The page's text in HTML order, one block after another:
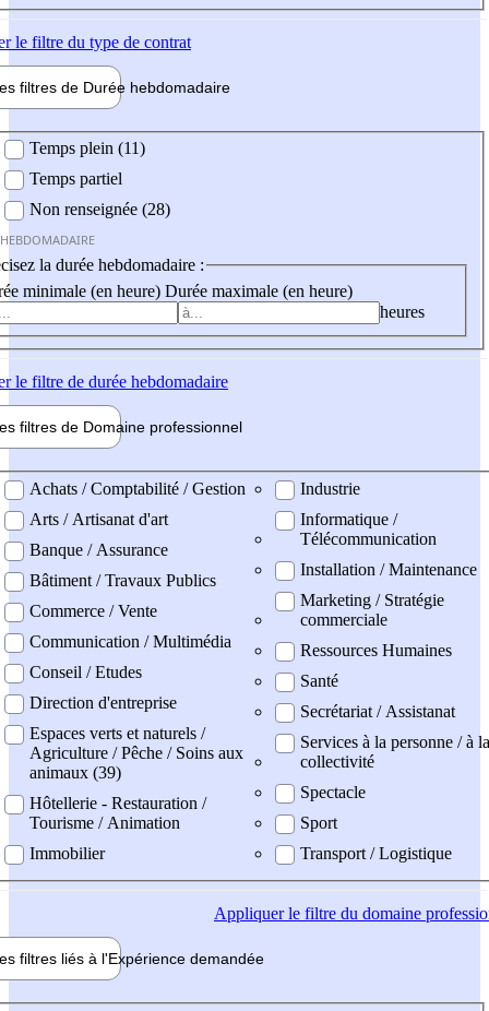
le filtre du type de contrat
filtres de Durée hebdomadaire
Temps plein (11)
Temps partiel
Non renseignée (28)
la durée hebdomadaire :
minimale (en heure) Durée maximale (en heure)
heures
le filtre de durée hebdomadaire
filtres de Domaine professionnel
professionel
Achats / Comptabilité / Gestion
Arts / Artisanat d'art
Banque / Assurance
Bâtiment / Travaux Publics
Commerce / Vente
Communication / Multimédia
Conseil / Etudes
Direction d'entreprise
Espaces verts et naturels /
Agriculture / Pêche / Soins aux
animaux (39)
Hôtellerie - Restauration /
Tourisme / Animation
Immobilier
Industrie
Informatique /
Télécommunication
Installation / Maintenance
Marketing / Stratégie
commerciale
Ressources Humaines
Santé
Secrétariat / Assistanat
Services à la personne / à la
collectivité
Spectacle
Sport
Transport / Logistique
Appliquerle filtre du domaine
filtres liés à l'Expérience demandée